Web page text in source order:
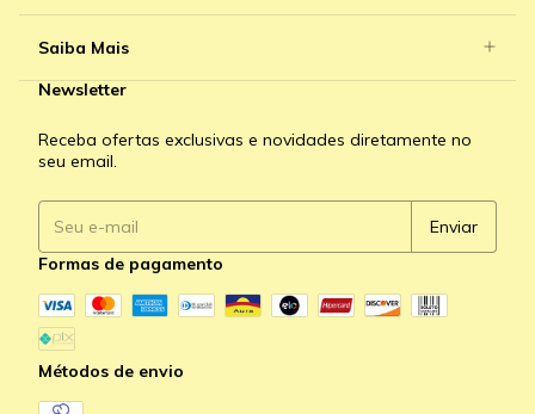
Saiba Mais
Newsletter
Receba ofertas exclusivas e novidades diretamente no
seu email.
Formas de pagamento
Métodos de envio